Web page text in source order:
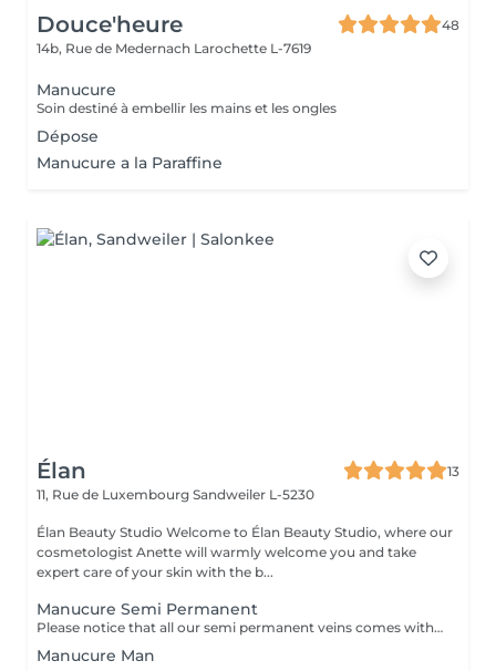
Douce'heure
48
14b, Rue de Medernach Larochette L-7619
Manucure
Soin destiné à embellir les mains et les ongles
Dépose
Manucure a la Paraffine
Élan
13
11, Rue de Luxembourg Sandweiler L-5230
Élan Beauty Studio Welcome to Élan Beauty Studio, where our
cosmetologist Anette will warmly welcome you and take
expert care of your skin with the b...
Manucure Semi Permanent
Please notice that all our semi permanent veins comes with Manicure included
Manucure Man